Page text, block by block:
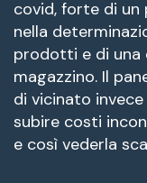
covid, forte di
nella
prodotti e di una
magazzino. Il
di vicinato
subire costi
e così vederla